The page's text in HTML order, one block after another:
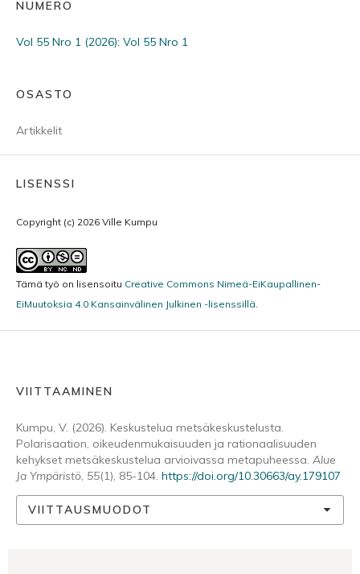
NUMERO
Vol 55 Nro 1 (2026): Vol 55 Nro 1
OSASTO
Artikkelit
LISENSSI
Copyright (c) 2026 Ville Kumpu
Tämä työ on lisensoitu Creative Commons Nimeä-EiKaupallinen-
EiMuutoksia 4.0 Kansainvälinen Julkinen -lisenssillä
VIITTAAMINEN
Kumpu, V. (2026). Keskustelua metsäkeskustelusta.
Polarisaation, oikeudenmukaisuuden ja rationaalisuuden
kehykset metsäkeskustelua arvioivassa metapuheessa. Alue
Ja Ympäristö, 55(1), 85-104. https://doi.org/10.30663/ay.179107
VIITTAUSMUODOT